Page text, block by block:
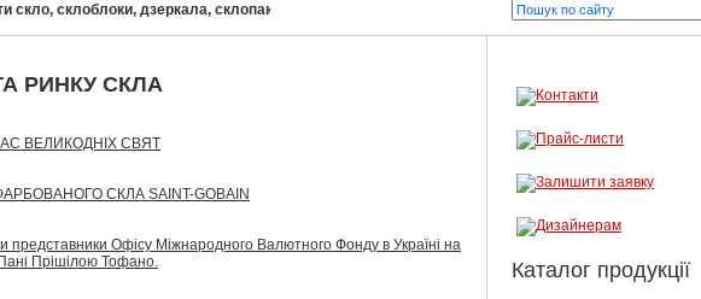
скло, склоблоки, дзеркала, склопакети! Бусел - скло від світових виробниківБусел -
РИНКУ СКЛА
ВЕЛИКОДНІХ СВЯТ
СКЛА SAINT-GOBAIN
представники Офісу Міжнародного Валютного Фонду в Україні на
Прішілою Тофано.
Каталог продукції